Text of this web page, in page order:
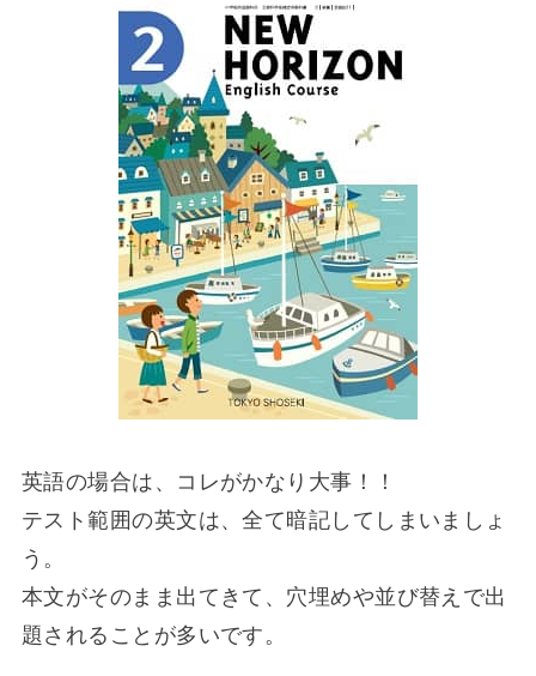
英語の場合は、コレがかなり大事！！
テスト範囲の英文は、全て暗記してしまいましょ
う。
本文がそのまま出てきて、穴埋めや並び替えで出
題されることが多いです。